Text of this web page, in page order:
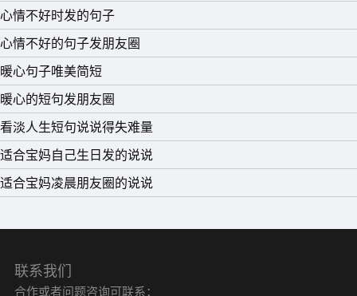
22、我好像不再期待你能联系我了，那种想放弃还爱的滋
味最折磨人了，我相信时间久了都会好起来的。
心情不好时发的句子
心情不好的句子发朋友圈
暖心句子唯美简短
暖心的短句发朋友圈
看淡人生短句说说得失难量
适合宝妈自己生日发的说说
适合宝妈凌晨朋友圈的说说
联系我们
合作或者问题咨询可联系：